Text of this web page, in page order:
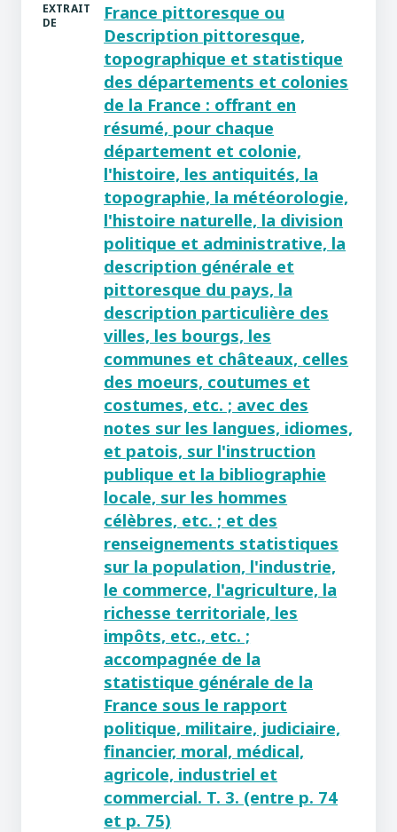
EXTRAIT
DE
France pittoresque ou
Description pittoresque,
topographique et statistique
des départements et colonies
de la France : offrant en
résumé, pour chaque
département et colonie,
l'histoire, les antiquités, la
topographie, la météorologie,
l'histoire naturelle, la division
politique et administrative, la
description générale et
pittoresque du pays, la
description particulière des
villes, les bourgs, les
communes et châteaux, celles
des moeurs, coutumes et
costumes, etc. ; avec des
notes sur les langues, idiomes,
et patois, sur l'instruction
publique et la bibliographie
locale, sur les hommes
célèbres, etc. ; et des
renseignements statistiques
sur la population, l'industrie,
le commerce, l'agriculture, la
richesse territoriale, les
impôts, etc., etc. ;
accompagnée de la
statistique générale de la
France sous le rapport
politique, militaire, judiciaire,
financier, moral, médical,
agricole, industriel et
commercial. T. 3. (entre p. 74
et p. 75)